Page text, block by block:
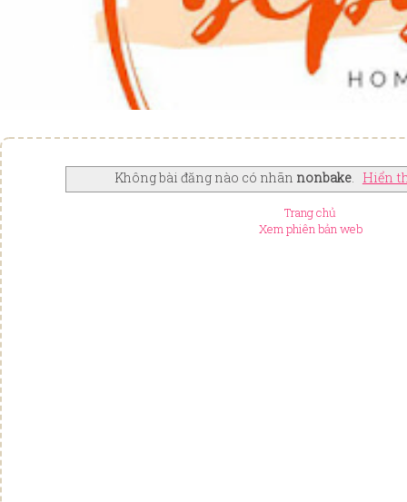
Không bài đăng nào có nhãn nonbake. Hiển
Trang chủ
Xem phiên bản web